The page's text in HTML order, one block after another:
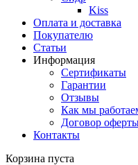
Kiss
Оплата и доставка
Покупателю
Статьи
Информация
Сертификаты
Гарантии
Отзывы
Как мы
Договор
Контакты
Корзина пуста